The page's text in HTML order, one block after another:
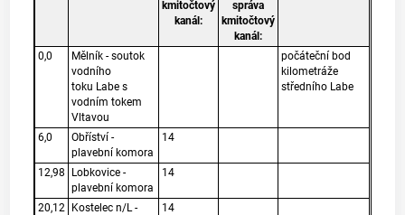
kmitočtový
kanál:
správa
kmitočtový
kanál:
0,0
Mělník - soutok
vodního
toku Labe s
vodním tokem
Vltavou
počáteční bod
kilometráže
středního Labe
6,0
Obříství -
plavební komora
14
12,98
Lobkovice -
plavební komora
14
20,12
Kostelec n/L -
14